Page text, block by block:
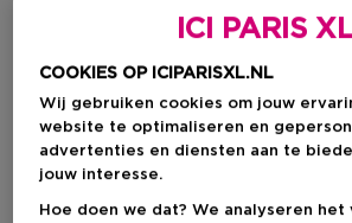
€ 25,00
ICI PARIS
COOKIES OP ICIPARISXL.NL
Wij gebruiken cookies om jouw
website te optimaliseren en
advertenties en diensten aan te
jouw interesse.
Hoe doen we dat? We analyseren